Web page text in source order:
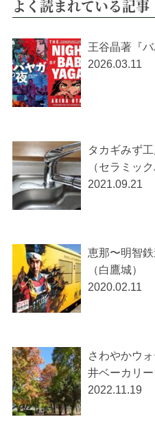
よく読まれている記事
王谷晶著『バ
2026.03.11
タカギみず
（セラミッ
2021.09.21
恵那〜明智
（白鷹城）
2020.02.11
さわやかウ
井ベーカリー
2022.11.19